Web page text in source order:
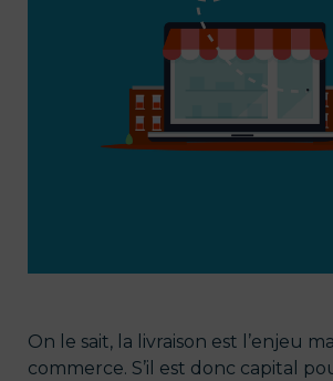
On le sait, la livraison est l’enjeu
commerce. S’il est donc capital